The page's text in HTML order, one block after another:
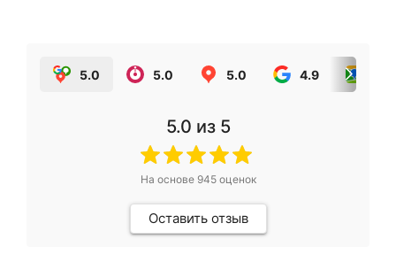
5.0 5.0 5.0 4.9
5.0 из 5
На основе 945оценок
Оставить отзыв